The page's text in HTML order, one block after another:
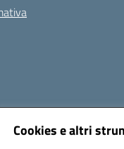
Cookies e altri